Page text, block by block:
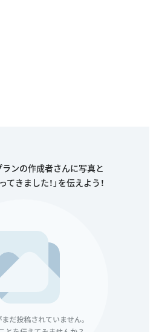
ンの作成者さんに写真と
てきました！」を伝えよう！